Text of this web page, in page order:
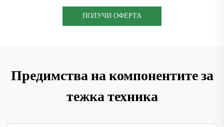
ПОЛУЧИ ОФЕРТА
Предимства на компонентите за
тежка техника